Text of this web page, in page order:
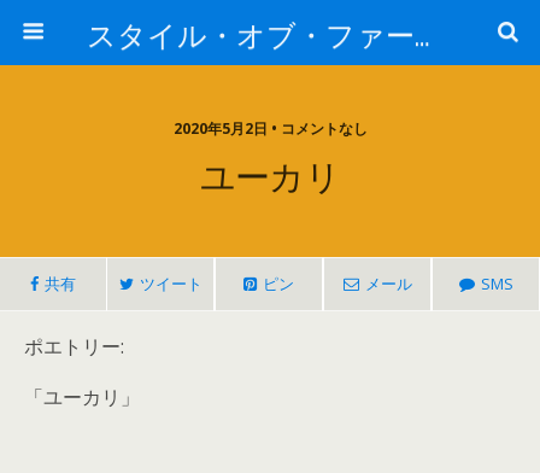
スタイル・オブ・ファー・イースト
2020年5月2日 • コメントなし
ユーカリ
共有 ツイート ピン メール SMS
ポエトリー:
「ユーカリ」